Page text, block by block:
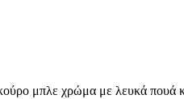
μπλε χρώμα με λευκά πουά